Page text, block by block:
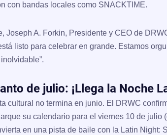
con bandas locales como SNACKTIME.
Joseph A. Forkin, Presidente y CEO de
listo para celebrar en grande. Estamos
de julio: ¡Llega la Noche
cultural no termina en junio. El DRWC
su calendario para el viernes 10 de julio
en una pista de baile con la Latin Night: